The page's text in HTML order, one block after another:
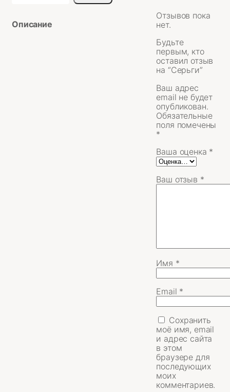
Описание
Отзывов пока
нет.
Будьте
первым, кто
оставил отзыв
на “Серьги”
Ваш адрес
email не будет
опубликован.
Обязательные
поля помечены
*
Ваша оценка *
Ваш отзыв *
Имя *
Email *
Сохранить
моё имя, email
и адрес сайта
в этом
браузере для
последующих
моих
комментариев.